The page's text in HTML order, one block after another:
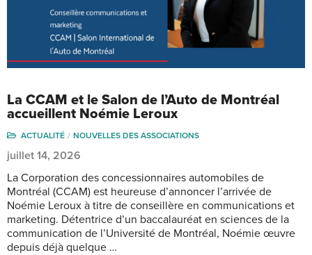
La CCAM et le Salon de l’Auto de Montréal
accueillent Noémie Leroux
ACTUALITÉ NOUVELLES DES ASSOCIATIONS
juillet 14, 2026
La Corporation des concessionnaires automobiles de
Montréal (CCAM) est heureuse d’annoncer l’arrivée de
Noémie Leroux à titre de conseillère en communications et
marketing. Détentrice d’un baccalauréat en sciences de la
communication de l’Université de Montréal, Noémie œuvre
depuis déjà quelque …